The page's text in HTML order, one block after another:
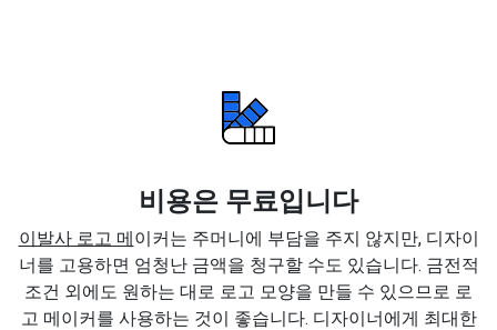
비용은 무료입니다
이발사 로고 메이커는 주머니에 부담을 주지 않지만, 디자이
너를 고용하면 엄청난 금액을 청구할 수도 있습니다. 금전적
조건 외에도 원하는 대로 로고 모양을 만들 수 있으므로 로
고 메이커를 사용하는 것이 좋습니다. 디자이너에게 최대한